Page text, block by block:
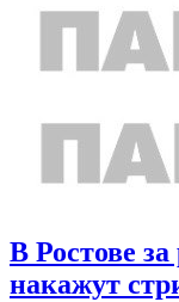
В Ростове за
накажут